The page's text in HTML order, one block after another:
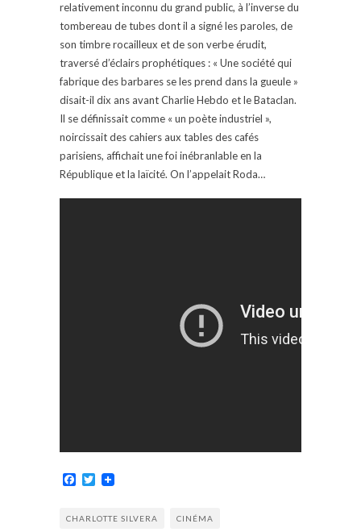
relativement inconnu du grand public, à l’inverse du
tombereau de tubes dont il a signé les paroles, de
son timbre rocailleux et de son verbe érudit,
traversé d’éclairs prophétiques : « Une société qui
fabrique des barbares se les prend dans la gueule »
disait-il dix ans avant Charlie Hebdo et le Bataclan.
Il se définissait comme « un poète industriel »,
noircissait des cahiers aux tables des cafés
parisiens, affichait une foi inébranlable en la
République et la laïcité. On l’appelait Roda…
Facebook
Twitter
CHARLOTTE SILVERA CINÉMA